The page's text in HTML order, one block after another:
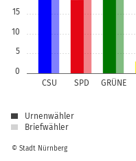
0
5
10
15
CSU SPD GRÜNE
© Stadt Nürnberg
Urnenwähler
Briefwähler